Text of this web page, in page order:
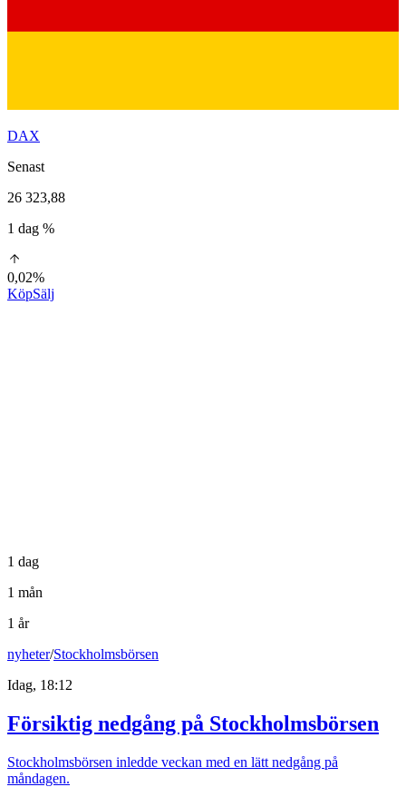
DAX
Senast
26 323,88
1 dag %
0,02%
KöpSälj
1 dag
1 mån
1 år
nyheter/Stockholmsbörsen
Idag, 18:12
Försiktig nedgång på Stockholmsbörsen
Stockholmsbörsen inledde veckan med en lätt nedgång på
måndagen.